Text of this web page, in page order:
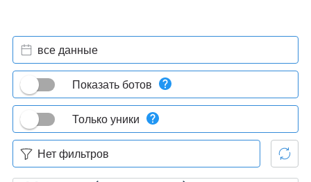
все данные
Показать ботов
Только уники